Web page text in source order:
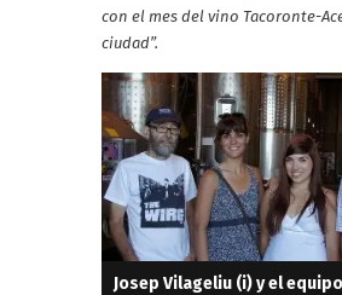
con el mes del vino Tacoronte-
ciudad”.
Josep Vilageliu (i) y el